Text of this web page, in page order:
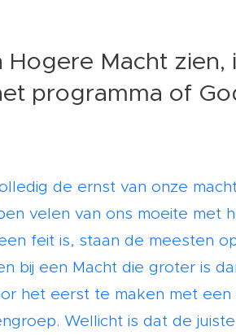
Hogere Macht
programma of
de ernst van onze
velen van ons moeite met
feit is, staan de meesten
bij een Macht die groter is
het eerst te maken met
Wellicht is dat de